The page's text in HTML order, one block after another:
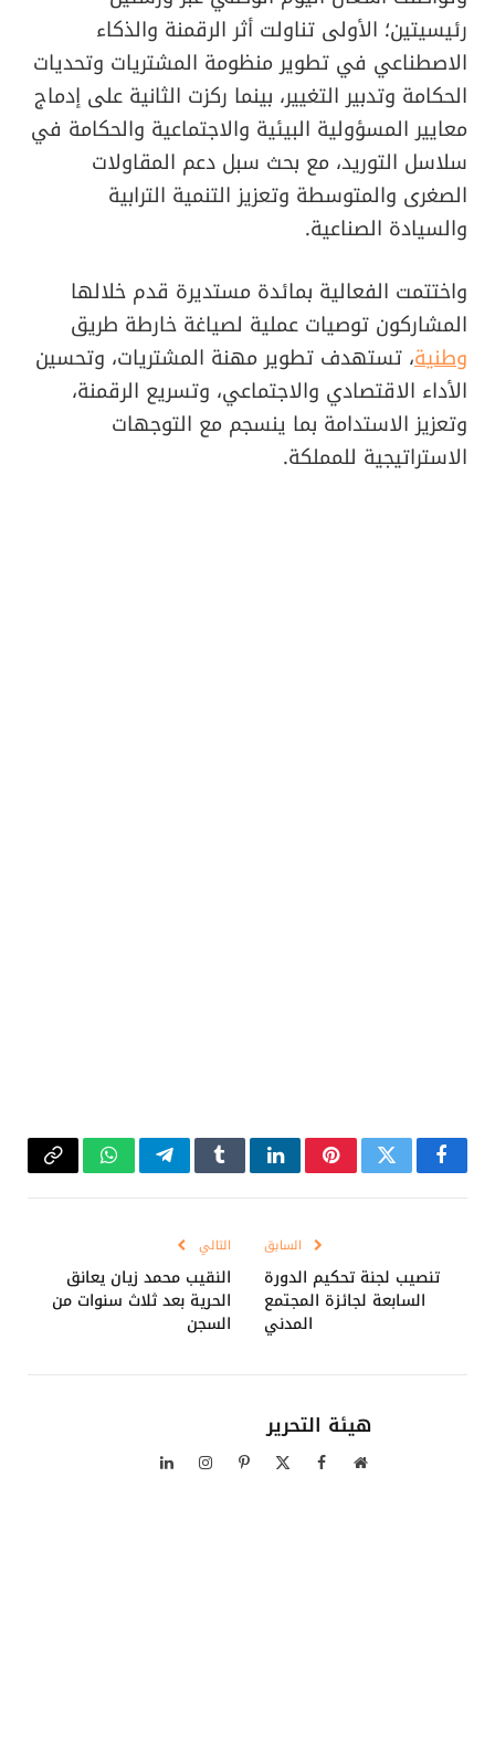
رئيسيتين؛ الأولى تناولت أثر الرقمنة والذكاء
الاصطناعي في تطوير منظومة المشتريات وتحديات
الحكامة وتدبير التغيير، بينما ركزت الثانية على إدماج
معايير المسؤولية البيئية والاجتماعية والحكامة في
سلاسل التوريد، مع بحث سبل دعم المقاولات
الصغرى والمتوسطة وتعزيز التنمية الترابية
والسيادة الصناعية.
واختتمت الفعالية بمائدة مستديرة قدم خلالها
المشاركون توصيات عملية لصياغة خارطة طريق
وطنية، تستهدف تطوير مهنة المشتريات، وتحسين
الأداء الاقتصادي والاجتماعي، وتسريع الرقمنة،
وتعزيز الاستدامة بما ينسجم مع التوجهات
الاستراتيجية للمملكة.
فيسبوكتويتر بينتيريستلينكدإنTumblrتيلقرامواتسابCopy
السابق
تنصيب لجنة تحكيم الدورة
السابعة لجائزة المجتمع
المدني
التالي
النقيب محمد زيان يعانق
الحرية بعد ثلاث سنوات من
السجن
هيئة التحرير
موقع فيسبوك بينتيريستالانستغراملينكدإن